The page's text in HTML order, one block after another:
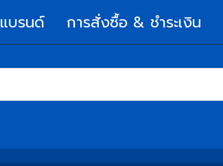
แบรนด์ การสั่งซื้อ & ชำระเงิน